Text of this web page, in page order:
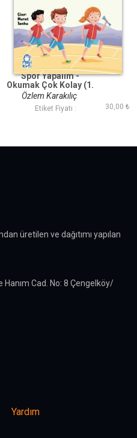
Spor Yapalım -
Okumak Çok Kolay (1.
Sınıf)
Özlem Karakılıç
Etiket Fiyatı : 30,00 ₺
üretilen ve dağıtımı yapılan
Cad. No: 8 Çengelköy/
Yardım